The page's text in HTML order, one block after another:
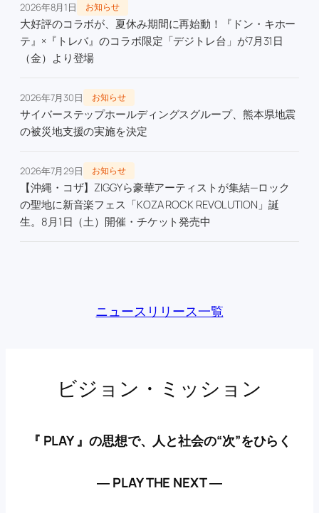
2026年8月1日 お知らせ
大好評のコラボが、夏休み期間に再始動！『ドン・キホー
テ』×『トレバ』のコラボ限定「デジトレ台」が7月31日
（金）より登場
2026年7月30日 お知らせ
サイバーステップホールディングスグループ、熊本県地震
の被災地支援の実施を決定
2026年7月29日 お知らせ
【沖縄・コザ】ZIGGYら豪華アーティストが集結—ロック
の聖地に新音楽フェス「KOZA ROCK REVOLUTION」誕
生。8月1日（土）開催・チケット発売中
ニュースリリース一覧
ビジョン・ミッション
『 PLAY 』の思想で、人と社会の“次”をひらく
― PLAY THE NEXT ―